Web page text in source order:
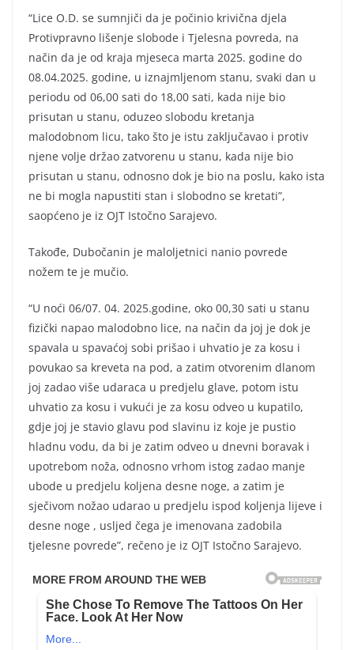
“Lice O.D. se sumnjiči da je počinio krivična djela
Protivpravno lišenje slobode i Tjelesna povreda, na
način da je od kraja mjeseca marta 2025. godine do
08.04.2025. godine, u iznajmljenom stanu, svaki dan u
periodu od 06,00 sati do 18,00 sati, kada nije bio
prisutan u stanu, oduzeo slobodu kretanja
malodobnom licu, tako što je istu zaključavao i protiv
njene volje držao zatvorenu u stanu, kada nije bio
prisutan u stanu, odnosno dok je bio na poslu, kako ista
ne bi mogla napustiti stan i slobodno se kretati”,
saopćeno je iz OJT Istočno Sarajevo.
Takođe, Dubočanin je maloljetnici nanio povrede
nožem te je mučio.
“U noći 06/07. 04. 2025.godine, oko 00,30 sati u stanu
fizički napao malodobno lice, na način da joj je dok je
spavala u spavaćoj sobi prišao i uhvatio je za kosu i
povukao sa kreveta na pod, a zatim otvorenim dlanom
joj zadao više udaraca u predjelu glave, potom istu
uhvatio za kosu i vukući je za kosu odveo u kupatilo,
gdje joj je stavio glavu pod slavinu iz koje je pustio
hladnu vodu, da bi je zatim odveo u dnevni boravak i
upotrebom noža, odnosno vrhom istog zadao manje
ubode u predjelu koljena desne noge, a zatim je
sječivom nožao udarao u predjelu ispod koljenja lijeve i
desne noge , usljed čega je imenovana zadobila
tjelesne povrede”, rečeno je iz OJT Istočno Sarajevo.